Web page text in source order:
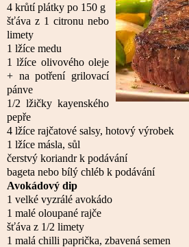
4 krůtí plátky po 150 g
šťáva z 1 citronu nebo
limety
1 lžíce medu
1 lžíce olivového oleje
+ na potření grilovací
pánve
1/2 lžičky kayenského
pepře
4 lžíce rajčatové salsy, hotový výrobek
1 lžíce másla, sůl
čerstvý koriandr k podávání
bageta nebo bílý chléb k podávání
Avokádový dip
1 velké vyzrálé avokádo
1 malé oloupané rajče
šťáva z 1/2 limety
1 malá chilli paprička, zbavená semen